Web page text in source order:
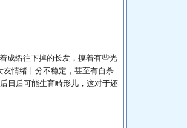
成绺往下掉的长发，摸着有些光
情绪十分不稳定，甚至有自杀
日后可能生育畸形儿，这对于还